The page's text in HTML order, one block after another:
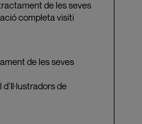
de les seves
completa visiti
de les seves
de